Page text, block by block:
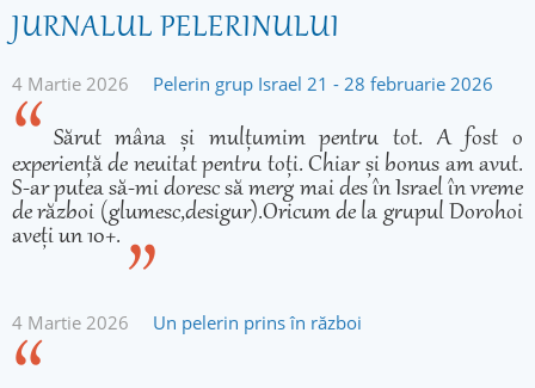
JURNALUL PELERINULUI
4 Martie 2026 Pelerin grup Israel 21 - 28 februarie 2026
Sărut mâna și mulțumim pentru tot. A fost o
experiență de neuitat pentru toți. Chiar și bonus am avut.
S-ar putea să-mi doresc să merg mai des în Israel în vreme
de război (glumesc,desigur).Oricum de la grupul Dorohoi
aveți un 10+.
4 Martie 2026 Un pelerin prins în război